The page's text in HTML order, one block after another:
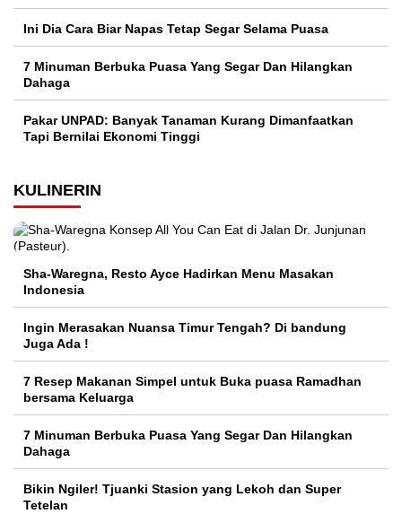
Ini Dia Cara Biar Napas Tetap Segar Selama Puasa
7 Minuman Berbuka Puasa Yang Segar Dan Hilangkan
Dahaga
Pakar UNPAD: Banyak Tanaman Kurang Dimanfaatkan
Tapi Bernilai Ekonomi Tinggi
KULINERIN
Sha-Waregna, Resto Ayce Hadirkan Menu Masakan
Indonesia
Ingin Merasakan Nuansa Timur Tengah? Di bandung
Juga Ada !
7 Resep Makanan Simpel untuk Buka puasa Ramadhan
bersama Keluarga
7 Minuman Berbuka Puasa Yang Segar Dan Hilangkan
Dahaga
Bikin Ngiler! Tjuanki Stasion yang Lekoh dan Super
Tetelan